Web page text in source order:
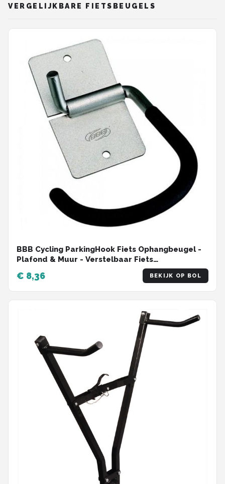
VERGELIJKBARE FIETSBEUGELS
BBB Cycling ParkingHook Fiets Ophangbeugel -
Plafond & Muur - Verstelbaar Fiets
Ophangsysteem - Minimalistische en
Ruimtebesparende Fietshaak - Zwart - BTL-26
€ 8,36 BEKIJK OP BOL